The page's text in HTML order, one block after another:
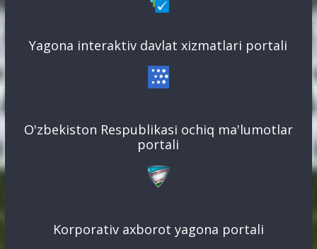
Yagona interaktiv davlat xizmatlari portali
O'zbekiston Respublikasi ochiq ma'lumotlar
portali
Korporativ axborot yagona portali